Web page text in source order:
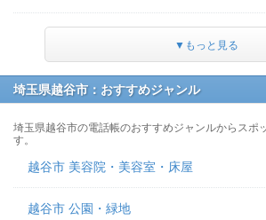
▼もっと見る
埼玉県越谷市：おすすめジャンル
埼玉県越谷市の電話帳のおすすめジャンルからスポ
す。
越谷市 美容院・美容室・床屋
越谷市 公園・緑地